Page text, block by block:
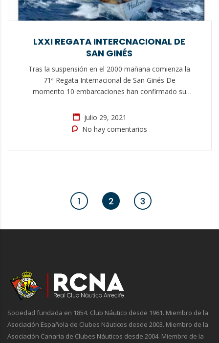
LXXI REGATA INTERCNACIONAL DE
SAN GINÉS
Tras la suspensión en el 2000 mañana comienza la
71ª Regata Internacional de San Ginés De
momento 10 embarcaciones han confirmado su
inscripción para participar en la 71ª Regata
Internacional de San Ginés, que tendrá su salida
mañana viernes a las 17:00 horas desde Las
julio 29, 2021
No hay comentarios
1 2 3
Sociedad fundada en 1854. Club Náutico desde 1961. Miembro de la
Asociación Española de Clubes Náuticos desde 2003. Miembro de la
Asociación Canaria de Clubes Náuticos desde 2004. Miembro de la